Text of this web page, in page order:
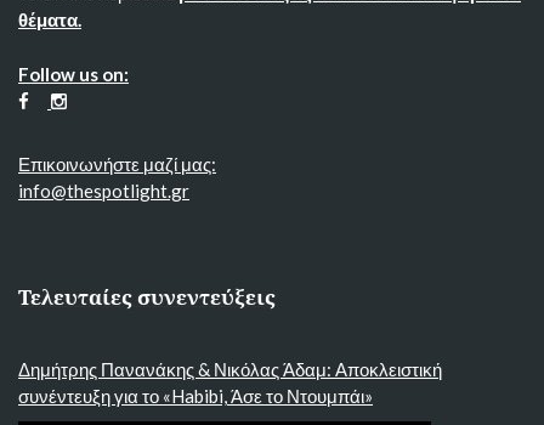
θέματα.
Follow us on:
Επικοινωνήστε μαζί μας:
info@thespotlight.gr
Τελευταίες συνεντεύξεις
Δημήτρης Πανανάκης & Νικόλας Άδαμ: Αποκλειστική
συνέντευξη για το «Habibi, Άσε το Ντουμπάι»